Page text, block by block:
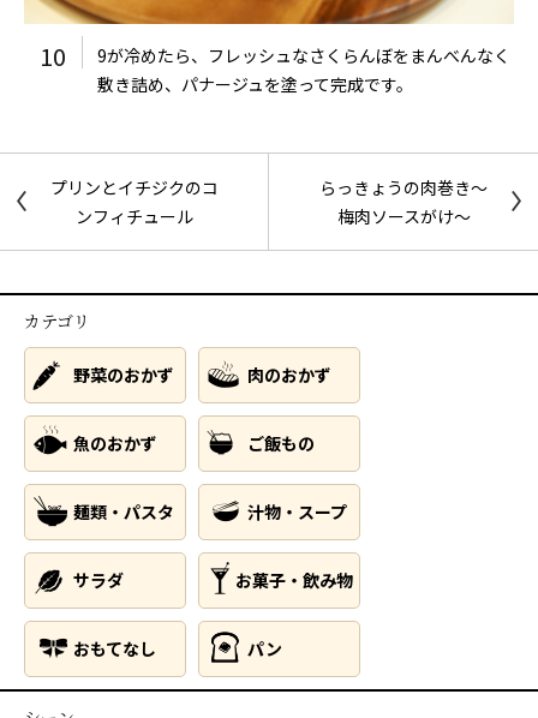
10
9が冷めたら、フレッシュなさくらんぼをまんべんなく
敷き詰め、パナージュを塗って完成です。
プリンとイチジクのコ
ンフィチュール
らっきょうの肉巻き～
梅肉ソースがけ～
カテゴリ
野菜のおかず 肉のおかず
魚のおかず ご飯もの
麺類・パスタ 汁物・スープ
サラダ お菓子・飲み物
おもてなし パン